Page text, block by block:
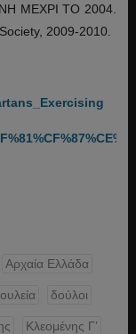
ΜΕΧΡΙ ΤΟ 2004.
2009-2010.
Αρχαία Ελλάδα
δούλοι
Κλεομένης Γ’